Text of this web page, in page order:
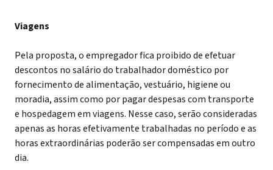
Viagens
Pela proposta, o empregador fica proibido de efetuar
descontos no salário do trabalhador doméstico por
fornecimento de alimentação, vestuário, higiene ou
moradia, assim como por pagar despesas com transporte
e hospedagem em viagens. Nesse caso, serão consideradas
apenas as horas efetivamente trabalhadas no período e as
horas extraordinárias poderão ser compensadas em outro
dia.